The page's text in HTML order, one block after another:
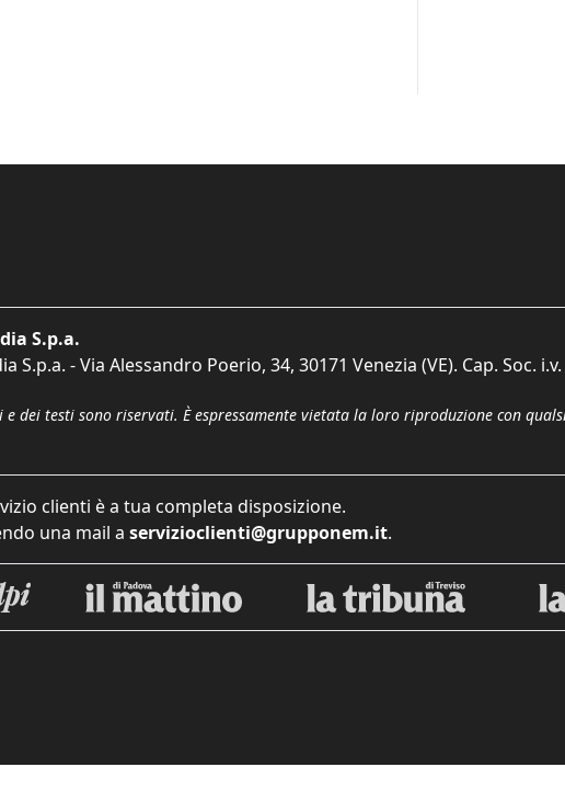
S.p.a.
S.p.a. - Via Alessandro Poerio, 34, 30171 Venezia (VE). Cap. Soc. i.v.
dei testi sono riservati. È espressamente vietata la loro riproduzione con
clienti è a tua completa disposizione.
una mail a servizioclienti@grupponem.it.